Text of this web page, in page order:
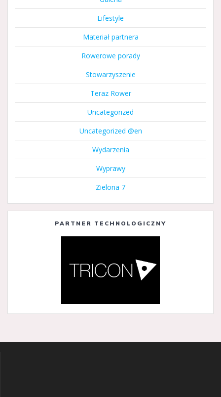
Lifestyle
Materiał partnera
Rowerowe porady
Stowarzyszenie
Teraz Rower
Uncategorized
Uncategorized @en
Wydarzenia
Wyprawy
Zielona 7
PARTNER TECHNOLOGICZNY